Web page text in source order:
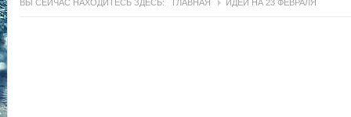
ВЫ СЕЙЧАС НАХОДИТЕСЬ ЗДЕСЬ: ГЛАВНАЯ ИДЕИ НА 23 ФЕВРАЛЯ